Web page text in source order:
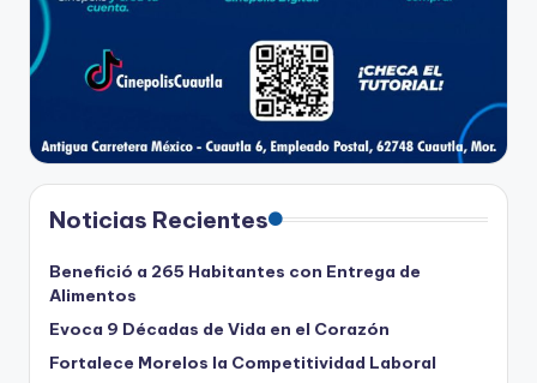
Noticias Recientes
Benefició a 265 Habitantes con Entrega de
Alimentos
Evoca 9 Décadas de Vida en el Corazón
Fortalece Morelos la Competitividad Laboral